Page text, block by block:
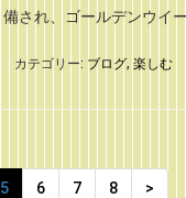
備され、ゴールデンウイ
カテゴリー: ブログ, 楽しむ
5 6 7 8 >